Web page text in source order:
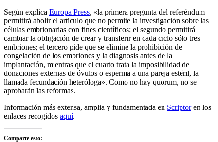
Según explica Europa Press, «la primera pregunta del referéndum
permitirá abolir el artículo que no permite la investigación sobre las
células embrionarias con fines científicos; el segundo permitirá
cambiar la obligación de crear y transferir en cada ciclo sólo tres
embriones; el tercero pide que se elimine la prohibición de
congelación de los embriones y la diagnosis antes de la
implantación, mientras que el cuarto trata la imposibilidad de
donaciones externas de óvulos o esperma a una pareja estéril, la
llamada fecundación heteróloga». Como no hay quorum, no se
aprobarán las reformas.
Información más extensa, amplia y fundamentada en Scriptoren los
enlaces recogidos aquí.
Comparte esto: